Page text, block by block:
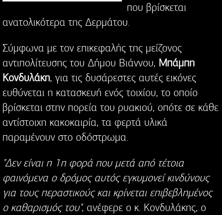
που βρίσκεται
ανατολικότερα της Δερμάτου.
Σύμφωνα με τον επικεφαλής της μείζονος
αντιπολίτευσης του Δήμου Βιάννου, Μπάμπη
Κονδυλάκη, για τις δυσάρεστες αυτές εικόνες
ευθύνεται η κατασκευή ενός τοιχίου, το οποίο
βρίσκεται στην πορεία του ρυακιού, οπότε σε κάθε
αντίστοιχη κακοκαιρία, τα φερτά υλικά
παραμένουν στο οδόστρωμα.
"Δεν είναι η 1η φορά που μετά από τέτοια
φαινόμενα ο δρόμος αυτός εγκυμονεί κινδύνους
για τους περαστικούς και κρίνεται επιβεβλημένος
ο καθαρισμός του", ανέφερε ο κ. Κονδυλάκης, ο